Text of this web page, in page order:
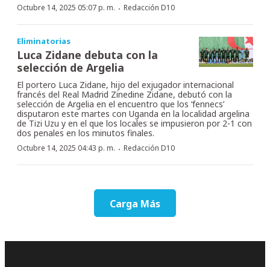
Octubre 14, 2025 05:07 p. m. · Redacción D10
Eliminatorias
Luca Zidane debuta con la
selección de Argelia
El portero Luca Zidane, hijo del exjugador internacional
francés del Real Madrid Zinedine Zidane, debutó con la
selección de Argelia en el encuentro que los ‘fennecs’
disputaron este martes con Uganda en la localidad argelina
de Tizi Uzu y en el que los locales se impusieron por 2-1 con
dos penales en los minutos finales.
Octubre 14, 2025 04:43 p. m. · Redacción D10
Carga Más